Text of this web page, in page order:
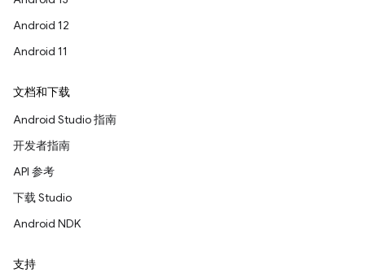
Android 12
Android 11
文档和下载
Android Studio 指南
开发者指南
API 参考
下载 Studio
Android NDK
支持